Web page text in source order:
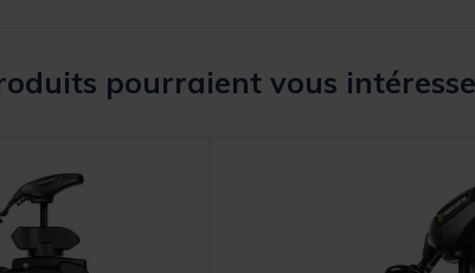
pourraient vous